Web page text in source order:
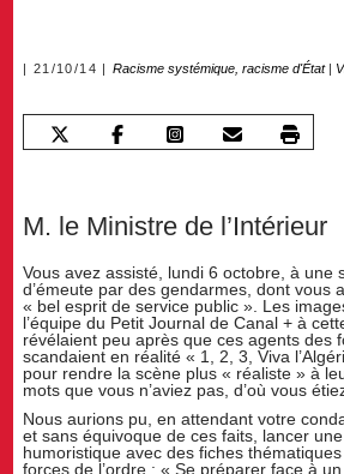
21/10/14 Racisme systémique, racisme d'État|
M. le Ministre de l’Intérieur
Vous avez assisté, lundi 6 octobre, à une
d’émeute par des gendarmes, dont vous
« bel esprit de service public ». Les
l’équipe du Petit Journal de Canal + à
révélaient peu après que ces agents des
scandaient en réalité « 1, 2, 3, Viva
pour rendre la scène plus « réaliste » à
mots que vous n’aviez pas, d’où vous
Nous aurions pu, en attendant votre
et sans équivoque de ces faits, lancer
humoristique avec des fiches
forces de l’ordre : « Se préparer face à